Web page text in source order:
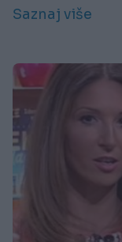
Saznaj više